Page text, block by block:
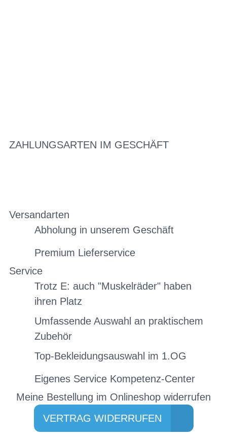
ZAHLUNGSARTEN IM GESCHÄFT
Versandarten
Abholung in unserem Geschäft
Premium Lieferservice
Service
Trotz E: auch "Muskelräder" haben
ihren Platz
Umfassende Auswahl an praktischem
Zubehör
Top-Bekleidungsauswahl im 1.OG
Eigenes Service Kompetenz-Center
Meine Bestellung im Onlineshop widerrufen
VERTRAG WIDERRUFEN